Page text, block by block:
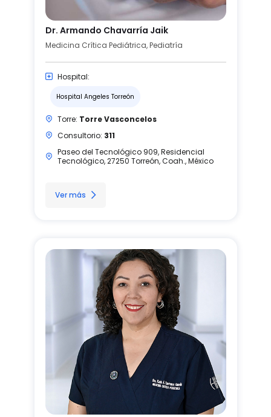
Dr. Armando Chavarría Jaik
Medicina Crítica Pediátrica, Pediatría
Hospital:
Hospital Angeles Torreón
Torre: Torre Vasconcelos
Consultorio: 311
Paseo del Tecnológico 909, Residencial
Tecnológico, 27250 Torreón, Coah., México
Ver más